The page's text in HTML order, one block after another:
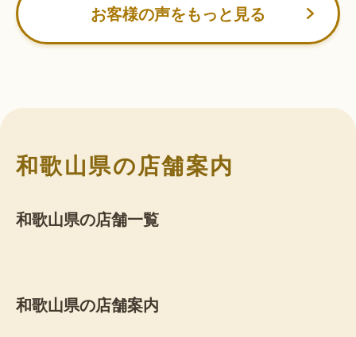
お客様の声をもっと見る
和歌山県の店舗案内
和歌山県の店舗一覧
和歌山県の店舗案内